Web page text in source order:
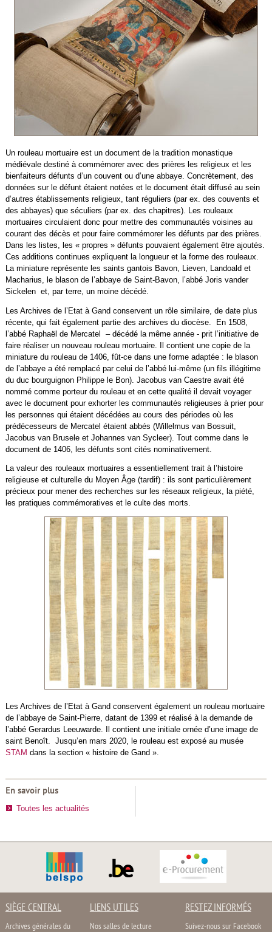
Un rouleau mortuaire est un document de la tradition monastique
médiévale destiné à commémorer avec des prières les religieux et les
bienfaiteurs défunts d’un couvent ou d’une abbaye. Concrètement, des
données sur le défunt étaient notées et le document était diffusé au sein
d’autres établissements religieux, tant réguliers (par ex. des couvents et
des abbayes) que séculiers (par ex. des chapitres). Les rouleaux
mortuaires circulaient donc pour mettre des communautés voisines au
courant des décès et pour faire commémorer les défunts par des prières.
Dans les listes, les « propres » défunts pouvaient également être ajoutés.
Ces additions continues expliquent la longueur et la forme des rouleaux.
La miniature représente les saints gantois Bavon, Lieven, Landoald et
Macharius, le blason de l’abbaye de Saint-Bavon, l’abbé Joris vander
Sickelen et, par terre, un moine décédé.
Les Archives de l’Etat à Gand conservent un rôle similaire, de date plus
récente, qui fait également partie des archives du diocèse. En 1508,
l’abbé Raphaël de Mercatel – décédé la même année - prit l’initiative de
faire réaliser un nouveau rouleau mortuaire. Il contient une copie de la
miniature du rouleau de 1406, fût-ce dans une forme adaptée : le blason
de l’abbaye a été remplacé par celui de l’abbé lui-même (un fils illégitime
du duc bourguignon Philippe le Bon). Jacobus van Caestre avait été
nommé comme porteur du rouleau et en cette qualité il devait voyager
avec le document pour exhorter les communautés religieuses à prier pour
les personnes qui étaient décédées au cours des périodes où les
prédécesseurs de Mercatel étaient abbés (Willelmus van Bossuit,
Jacobus van Brusele et Johannes van Sycleer). Tout comme dans le
document de 1406, les défunts sont cités nominativement.
La valeur des rouleaux mortuaires a essentiellement trait à l’histoire
religieuse et culturelle du Moyen Âge (tardif) : ils sont particulièrement
précieux pour mener des recherches sur les réseaux religieux, la piété,
les pratiques commémoratives et le culte des morts.
Les Archives de l’Etat à Gand conservent également un rouleau mortuaire
de l’abbaye de Saint-Pierre, datant de 1399 et réalisé à la demande de
l’abbé Gerardus Leeuwarde. Il contient une initiale ornée d’une image de
saint Benoît. Jusqu’en mars 2020, le rouleau est exposé au musée
STAM dans la section « histoire de Gand ».
En savoir plus
Toutes les actualités
SIÈGE CENTRAL
Archives générales du
LIENS UTILES
Nos salles de lecture
RESTEZ INFORMÉS
Suivez-nous sur Facebook